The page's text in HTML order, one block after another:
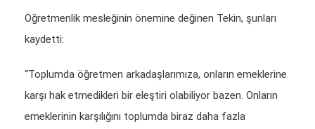
Öğretmenlik mesleğinin önemine değinen Tekin, şunları
kaydetti:
“Toplumda öğretmen arkadaşlarımıza, onların emeklerine
karşı hak etmedikleri bir eleştiri olabiliyor bazen. Onların
emeklerinin karşılığını toplumda biraz daha fazla